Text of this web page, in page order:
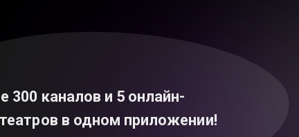
300 каналов и 5 онлайн-
в одном приложении!